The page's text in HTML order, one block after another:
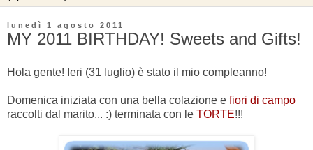
lunedì 1 agosto 2011
MY 2011 BIRTHDAY! Sweets and Gifts!
Hola gente! Ieri (31 luglio) è stato il mio compleanno!
Domenica iniziata con una bella colazione e fiori di campo
raccolti dal marito... :) terminata con le TORTE!!!